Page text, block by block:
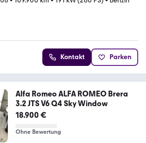
Kontakt Parken
Alfa Romeo ALFA ROMEO Brera
3.2 JTS V6 Q4 Sky Window
18.900 €
Ohne Bewertung